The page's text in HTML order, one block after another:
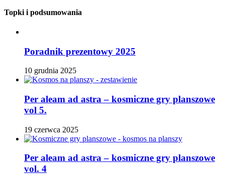
Topki i podsumowania
Poradnik prezentowy 2025
10 grudnia 2025
Per aleam ad astra – kosmiczne gry planszowe
vol 5.
19 czerwca 2025
Per aleam ad astra – kosmiczne gry planszowe
vol. 4